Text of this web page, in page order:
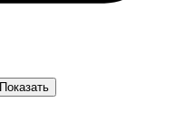
Показать